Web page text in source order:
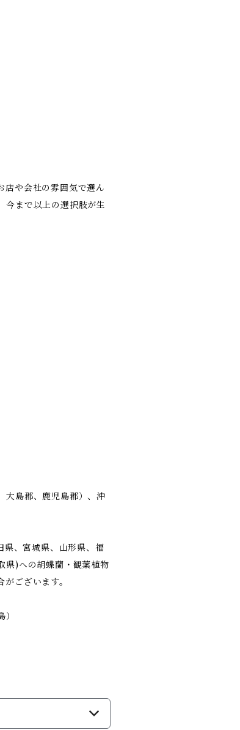
店や会社の雰囲気で選ん
今まで以上の選択肢が生
大島郡、鹿児島郡）、沖
県、宮城県、山形県、福
県)への胡蝶蘭・観葉植物
ございます。